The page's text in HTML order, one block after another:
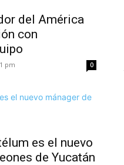
del América
con
pm 0
es el nuevo
de Yucatán